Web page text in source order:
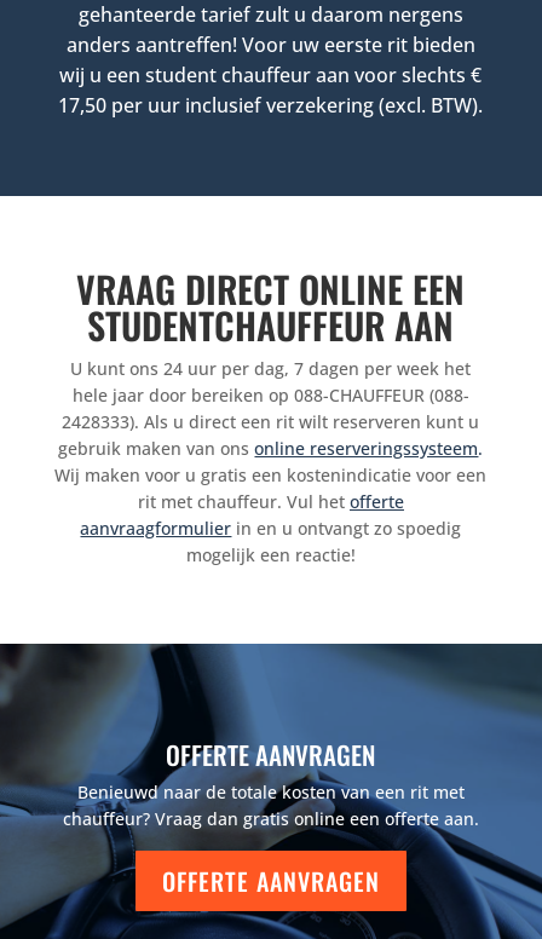
gehanteerde tarief zult u daarom nergens
anders aantreffen! Voor uw eerste rit bieden
wij u een student chauffeur aan voor slechts €
17,50 per uur inclusief verzekering (excl. BTW).
VRAAG DIRECT ONLINE EEN
STUDENTCHAUFFEUR AAN
U kunt ons 24 uur per dag, 7 dagen per week het
hele jaar door bereiken op 088-CHAUFFEUR (088-
2428333). Als u direct een rit wilt reserveren kunt u
gebruik maken van onsonline reserveringssysteem.
Wij maken voor u gratis een kostenindicatie voor een
rit met chauffeur. Vul het offerte
aanvraagformulier in en u ontvangt zo spoedig
mogelijk een reactie!
OFFERTE AANVRAGEN
Benieuwd naar de totale kosten van een rit met
chauffeur? Vraag dan gratis online een offerte aan.
OFFERTE AANVRAGEN